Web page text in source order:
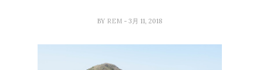
BY REM - 3月 11, 2018